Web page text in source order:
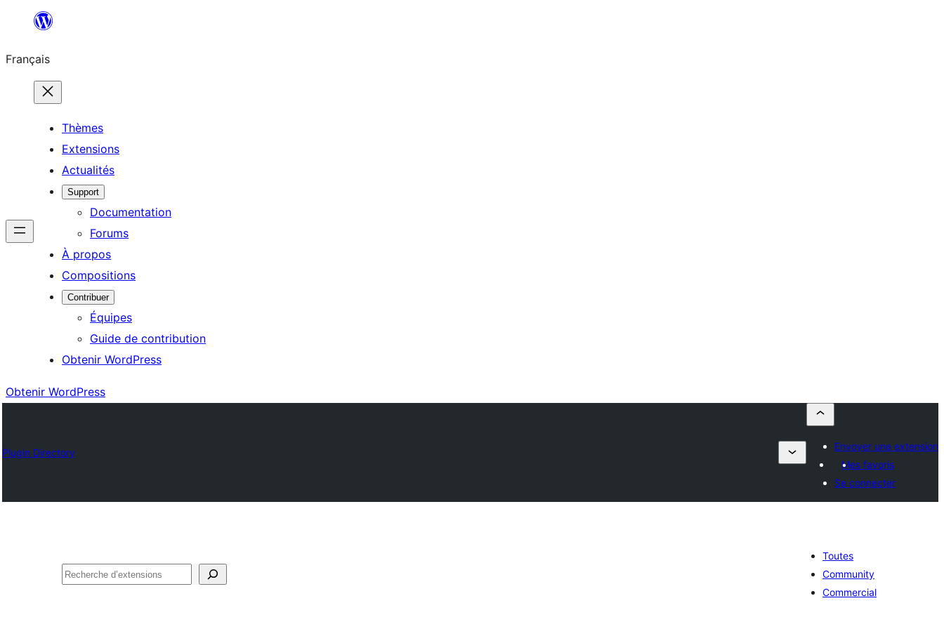
contenu
Français
Thèmes
Extensions
Actualités
Support
Documentation
Forums
À propos
Compositions
Contribuer
Équipes
Guide de contribution
Obtenir WordPress
Obtenir WordPress
Plugin Directory
Envoyer une extension
Mes favoris
Se connecter
Rechercher
Toutes
Community
Commercial